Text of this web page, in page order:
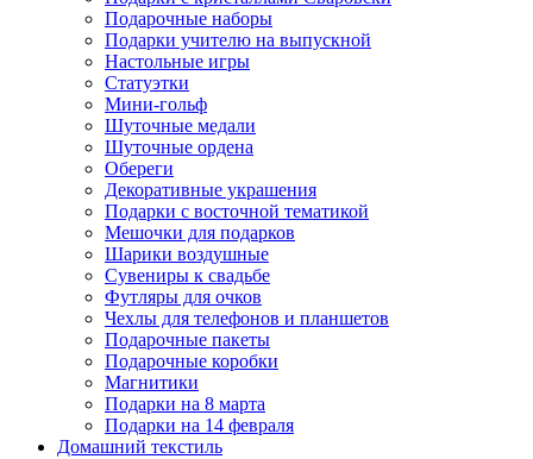
Подарочные наборы
Подарки учителю на выпускной
Настольные игры
Статуэтки
Мини-гольф
Шуточные медали
Шуточные ордена
Обереги
Декоративные украшения
Подарки с восточной тематикой
Мешочки для подарков
Шарики воздушные
Сувениры к свадьбе
Футляры для очков
Чехлы для телефонов и планшетов
Подарочные пакеты
Подарочные коробки
Магнитики
Подарки на 8 марта
Подарки на 14 февраля
Домашний текстиль